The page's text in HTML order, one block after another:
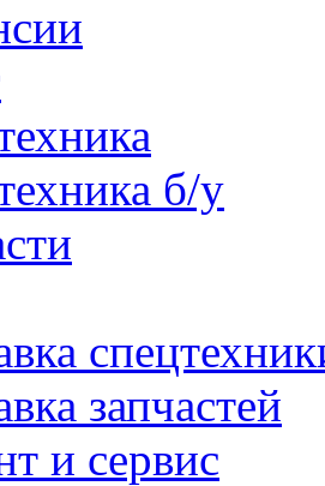
б/у
запчастей
и сервис